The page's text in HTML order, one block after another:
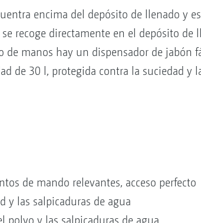
encima del depósito de llenado y
recoge directamente en el depósito de
manos hay un dispensador de jabón
de 30 l, protegida contra la suciedad y
de mando relevantes, acceso perfecto
y las salpicaduras de agua